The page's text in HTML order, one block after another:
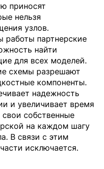
приносят
нельзя
узлов.
партнерские
найти
для всех моделей.
схемы разрешают
компоненты.
надежность
и увеличивает время
собственные
на каждом шагу
В связи с этим
исключается.